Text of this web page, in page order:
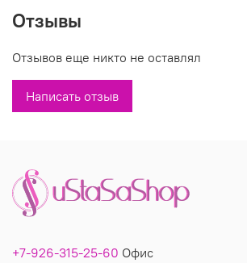
20%полиэстер
вязки модель 22864 в магазинах У
22864: описание, фото, состав,
Отзывы
Отзывов еще никто не оставлял
Написать отзыв
+7-926-315-25-60 Офис